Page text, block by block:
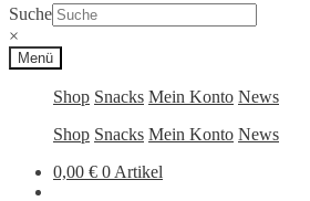
Suche
×
Menü
Shop Snacks Mein Konto News
Shop Snacks Mein Konto News
0,00 € 0 Artikel